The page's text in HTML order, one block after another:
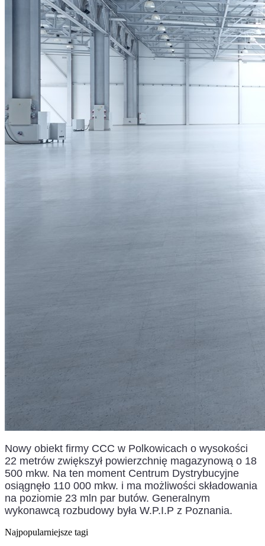
Nowy obiekt firmy CCC w Polkowicach o wysokości
22 metrów zwiększył powierzchnię magazynową o 18
500 mkw. Na ten moment Centrum Dystrybucyjne
osiągnęło 110 000 mkw. i ma możliwości składowania
na poziomie 23 mln par butów. Generalnym
wykonawcą rozbudowy była W.P.I.P z Poznania.
Najpopularniejsze tagi